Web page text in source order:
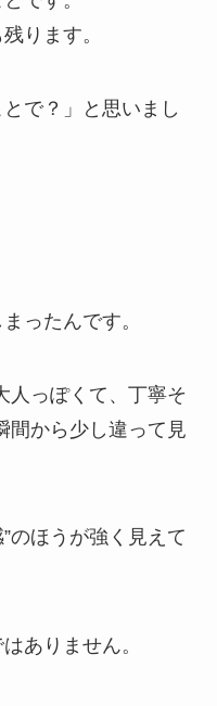
ります。
で？」と思いまし
ったんです。
人っぽくて、丁寧そ
間から少し違って見
のほうが強く見えて
ありません。